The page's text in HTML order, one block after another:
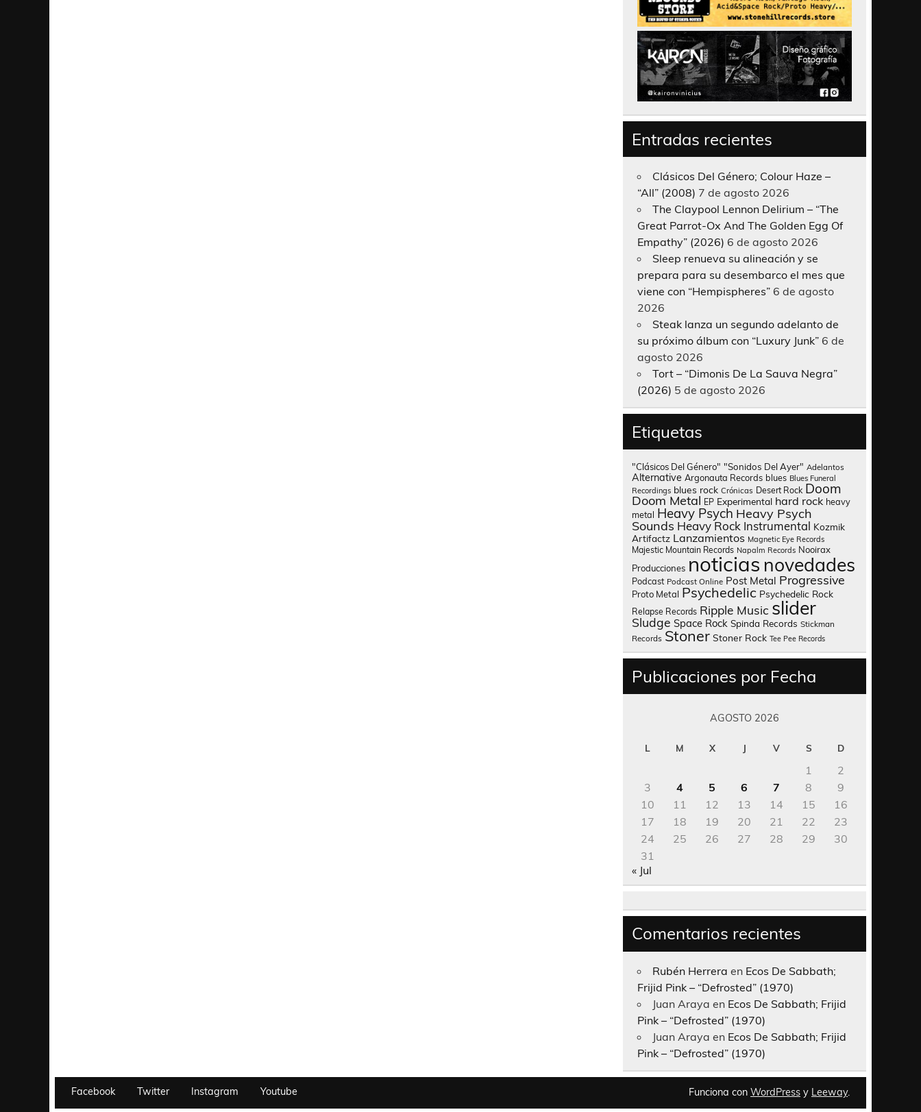
Entradas recientes
Clásicos Del Género; Colour Haze –
“All” (2008) 7 de agosto 2026
The Claypool Lennon Delirium – “The
Great Parrot-Ox And The Golden Egg Of
Empathy” (2026) 6 de agosto 2026
Sleep renueva su alineación y se
prepara para su desembarco el mes que
viene con “Hempispheres” 6 de agosto
2026
Steak lanza un segundo adelanto de
su próximo álbum con “Luxury Junk” 6 de
agosto 2026
Tort – “Dimonis De La Sauva Negra”
(2026) 5 de agosto 2026
Etiquetas
"Clásicos Del Género" "Sonidos Del Ayer" Adelantos
Alternative Argonauta Records blues Blues Funeral
Recordings blues rock Crónicas Desert Rock Doom
Doom Metal EP Experimental hard rock heavy
metal Heavy Psych Heavy Psych
Sounds Heavy Rock Instrumental Kozmik
Artifactz Lanzamientos Magnetic Eye Records
Majestic Mountain Records Napalm Records Nooirax
Producciones noticias novedades
Podcast Podcast Online Post Metal Progressive
Proto Metal Psychedelic Psychedelic Rock
Relapse Records Ripple Music slider
Sludge Space Rock Spinda Records Stickman
Records Stoner Stoner Rock Tee Pee Records
Publicaciones por Fecha
AGOSTO 2026
L M X J V S D
1
2
3
4 5 6 7 8
9
10
11 12 13 14 15
16
17
18 19 20 21 22
23
24
25 26 27 28 29
30
31
« Jul
Comentarios recientes
Rubén Herrera en Ecos De Sabbath;
Frijid Pink – “Defrosted” (1970)
Juan Araya en Ecos De Sabbath; Frijid
Pink – “Defrosted” (1970)
Juan Araya en Ecos De Sabbath; Frijid
Pink – “Defrosted” (1970)
Facebook Twitter Instagram Youtube Funciona con WordPress y Leeway.